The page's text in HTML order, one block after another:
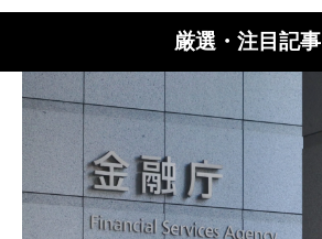
厳選・注目記事